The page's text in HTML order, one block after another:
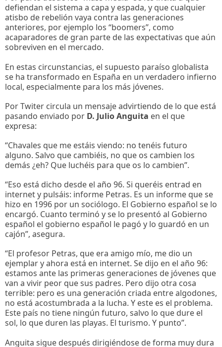
defiendan el sistema a capa y espada, y que cualquier
atisbo de rebelión vaya contra las generaciones
anteriores, por ejemplo los “boomers”, como
acaparadores de gran parte de las expectativas que aún
sobreviven en el mercado.
En estas circunstancias, el supuesto paraíso globalista
se ha transformado en España en un verdadero infierno
local, especialmente para los más jóvenes.
Por Twiter circula un mensaje advirtiendo de lo que está
pasando enviado por D. Julio Anguita en el que
expresa:
“Chavales que me estáis viendo: no tenéis futuro
alguno. Salvo que cambiéis, no que os cambien los
demás ¿eh? Que luchéis para que os lo cambien”.
“Eso está dicho desde el año 96. Si queréis entrad en
internet y pulsáis: informe Petras. Es un informe que se
hizo en 1996 por un sociólogo. El Gobierno español se lo
encargó. Cuanto terminó y se lo presentó al Gobierno
español el gobierno español le pagó y lo guardó en un
cajón”, asegura.
“El profesor Petras, que era amigo mío, me dio un
ejemplar y ahora está en internet. Se dijo en el año 96:
estamos ante las primeras generaciones de jóvenes que
van a vivir peor que sus padres. Pero dijo otra cosa
terrible: pero es una generación criada entre algodones,
no está acostumbrada a la lucha. Y este es el problema.
Este país no tiene ningún futuro, salvo lo que dure el
sol, lo que duren las playas. El turismo. Y punto”.
Anguita sigue después dirigiéndose de forma muy dura